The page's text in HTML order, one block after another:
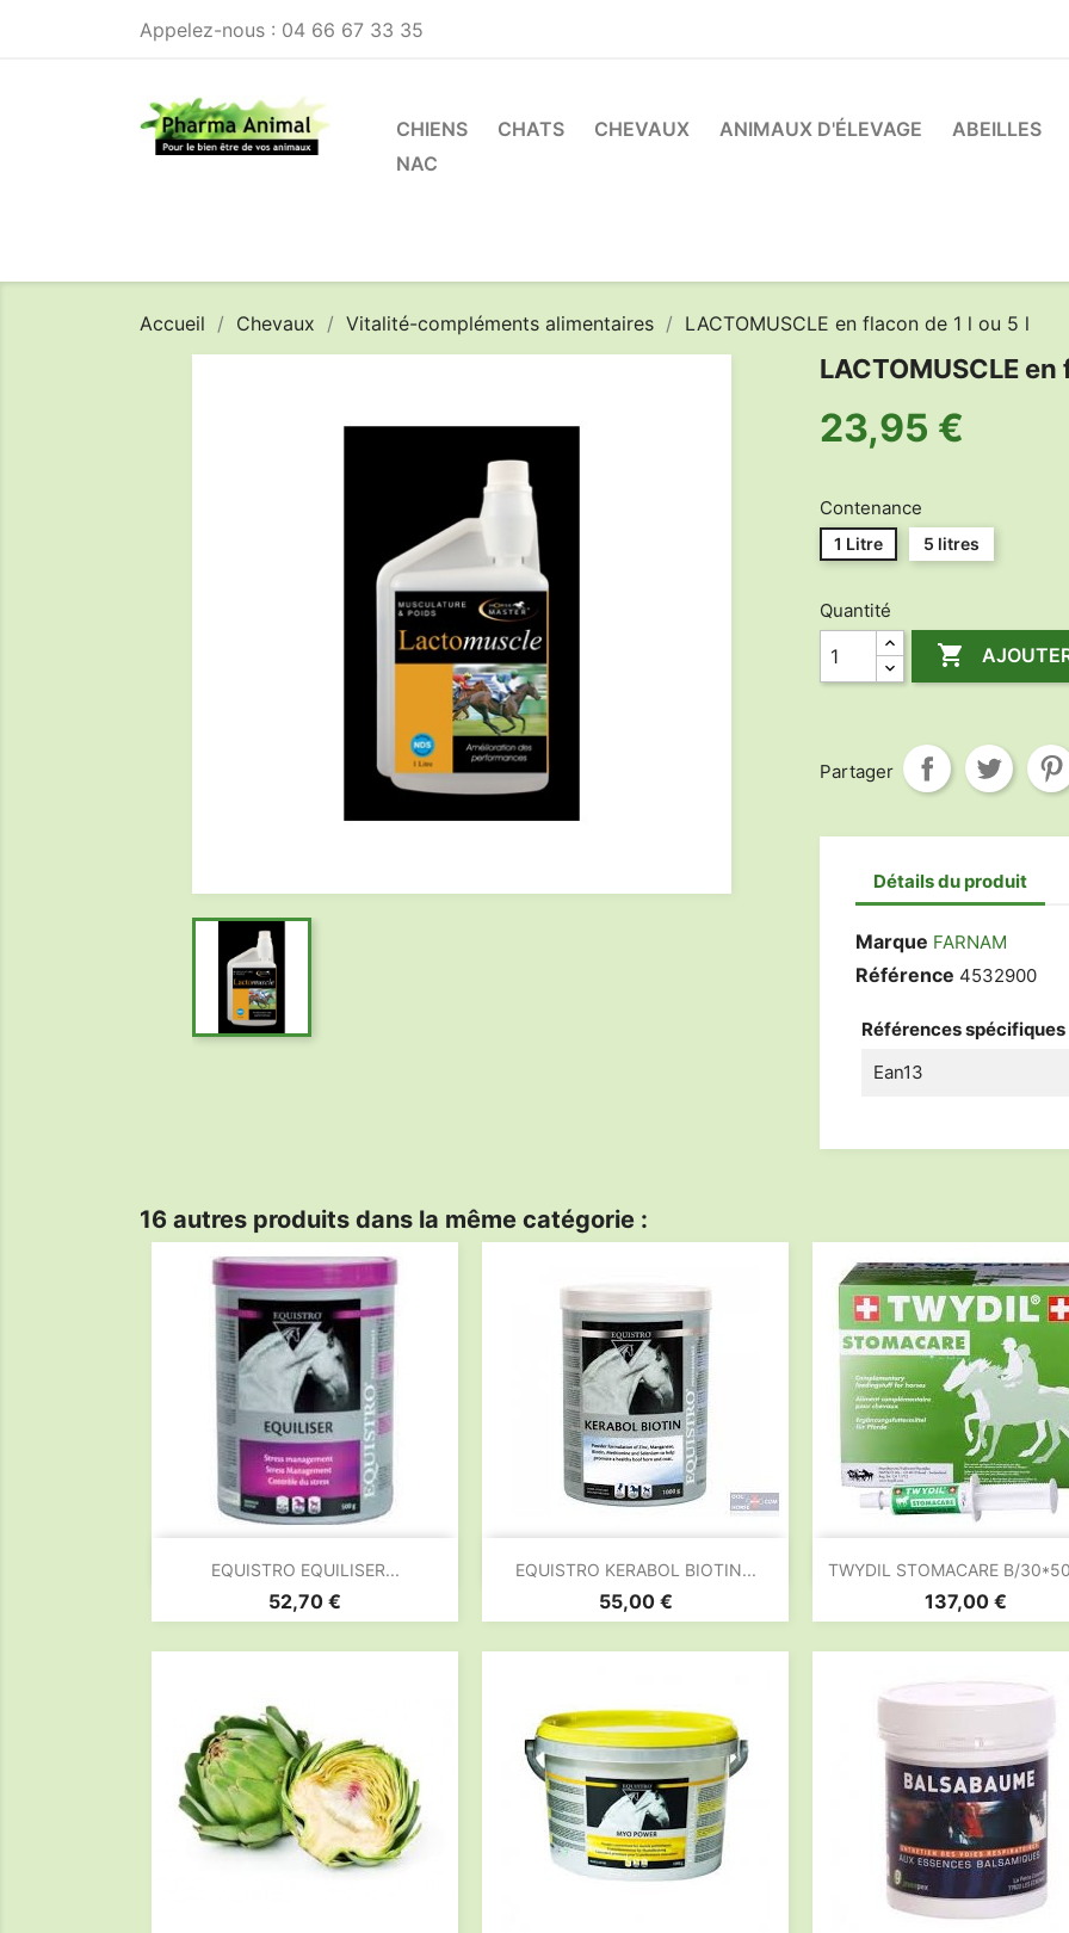
Appelez-nous : 04 66 67 33 35
CHIENS CHATS CHEVAUX ANIMAUX D'ÉLEVAGE ABEILLES
NAC
Accueil Chevaux Vitalité-compléments alimentaires LACTOMUSCLE en flacon de 1 l ou 5 l
LACTOMUSCLE
23,95 €
Contenance
1 Litre 5 litres
Quantité

Partager
Détails du produit
Marque FARNAM
Référence 4532900
Références spécifiques
Ean13
16 autres produits dans la même catégorie :
EQUISTRO EQUILISER...
Prix
52,70 €
Aperçu rapide EQUISTRO KERABOL BIOTIN...
Prix
55,00 €
Aperçu rapide TWYDIL STOMACARE B/
Prix
137,00 €
Aperçu rapide